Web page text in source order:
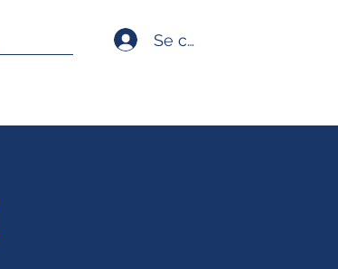
Se connecter